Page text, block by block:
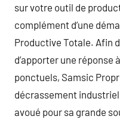
sur votre outil de
complément d’une
Productive Totale. Afin
d’apporter une réponse
ponctuels, Samsic
décrassement
avoué pour sa grande